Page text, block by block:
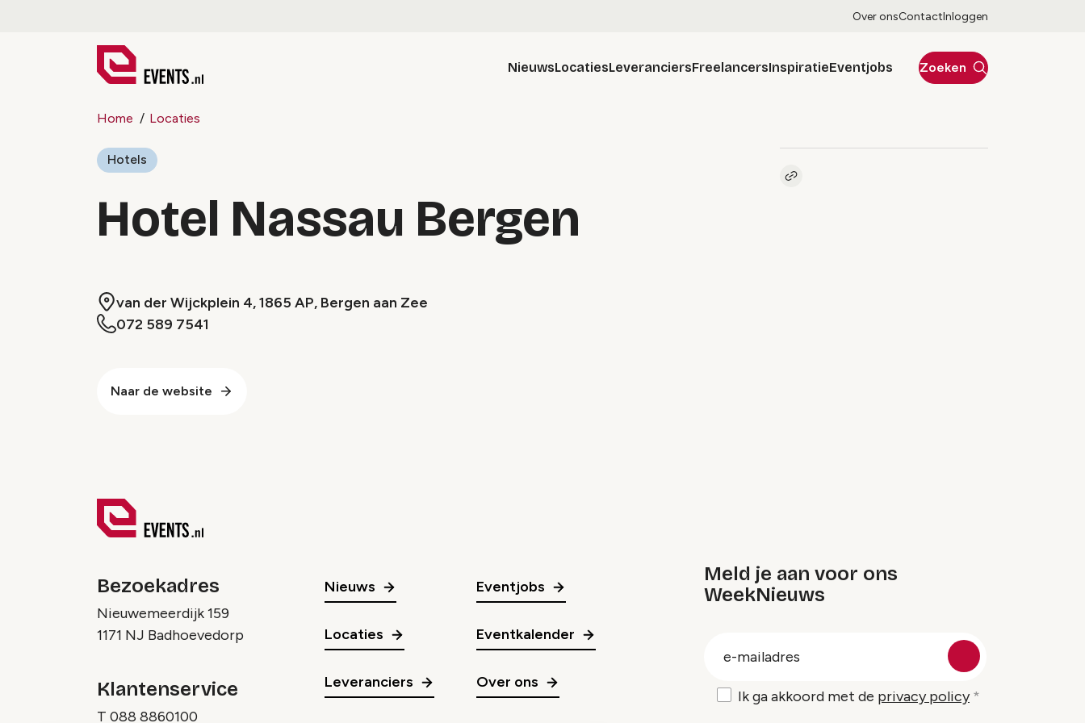
Over onsContactInloggen
NieuwsLocatiesLeveranciersFreelancersInspiratieEventjobs Zoeken
Home Locaties
Hotels
Hotel Nassau Bergen
van der Wijckplein 4, 1865 AP, Bergen aan Zee
072 589 7541
Naar de website
Kopieer link naar pagina
Bezoekadres
Nieuwemeerdijk 159
1171 NJ Badhoevedorp
Klantenservice
T 088 8860100
Nieuws
Locaties
Leveranciers
Eventjobs
Eventkalender
Over ons
Meld je aan voor ons
WeekNieuws
Ik ga akkoord met de privacy policy